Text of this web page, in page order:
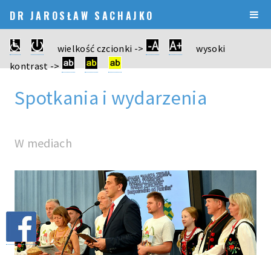
DR JAROSŁAW SACHAJKO
wielkość czcionki ->
wysoki
kontrast ->
Spotkania i wydarzenia
W mediach